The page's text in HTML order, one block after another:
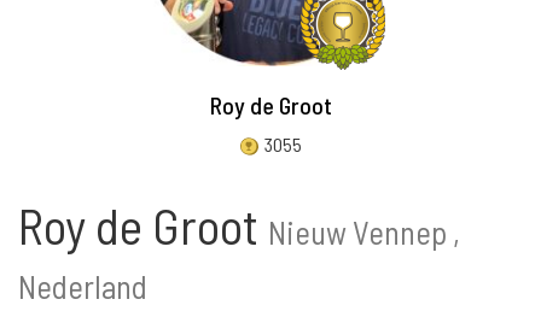
Roy de Groot
3055
Roy de Groot Nieuw Vennep ,
Nederland